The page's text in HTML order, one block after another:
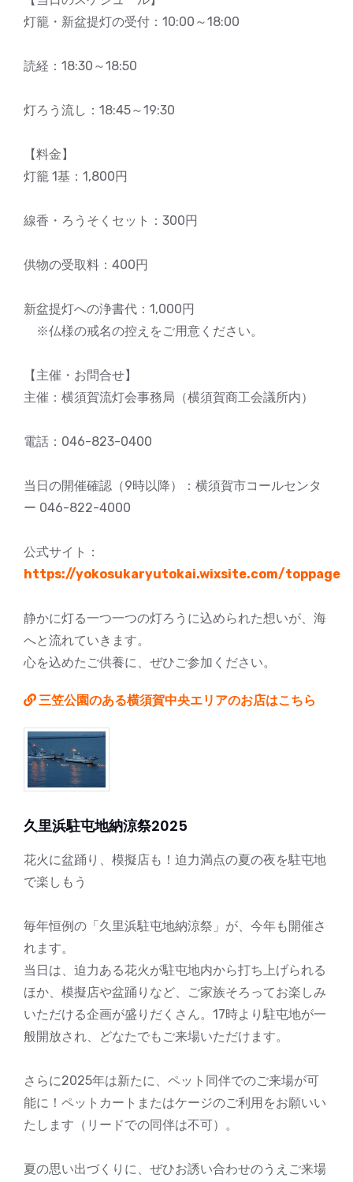
灯籠・新盆提灯の受付：10:00～18:00
読経：18:30～18:50
灯ろう流し：18:45～19:30
【料金】
灯籠 1基：1,800円
線香・ろうそくセット：300円
供物の受取料：400円
新盆提灯への浄書代：1,000円
※仏様の戒名の控えをご用意ください。
【主催・お問合せ】
主催：横須賀流灯会事務局（横須賀商工会議所内）
電話：046-823-0400
当日の開催確認（9時以降）：横須賀市コールセンタ
ー 046-822-4000
公式サイト：
https://yokosukaryutokai.wixsite.com/toppage
静かに灯る一つ一つの灯ろうに込められた想いが、海
へと流れていきます。
心を込めたご供養に、ぜひご参加ください。
三笠公園のある横須賀中央エリアのお店はこちら
久里浜駐屯地納涼祭2025
花火に盆踊り、模擬店も！迫力満点の夏の夜を駐屯地
で楽しもう
毎年恒例の「久里浜駐屯地納涼祭」が、今年も開催さ
れます。
当日は、迫力ある花火が駐屯地内から打ち上げられる
ほか、模擬店や盆踊りなど、ご家族そろってお楽しみ
いただける企画が盛りだくさん。17時より駐屯地が一
般開放され、どなたでもご来場いただけます。
さらに2025年は新たに、ペット同伴でのご来場が可
能に！ペットカートまたはケージのご利用をお願いい
たします（リードでの同伴は不可）。
夏の思い出づくりに、ぜひお誘い合わせのうえご来場